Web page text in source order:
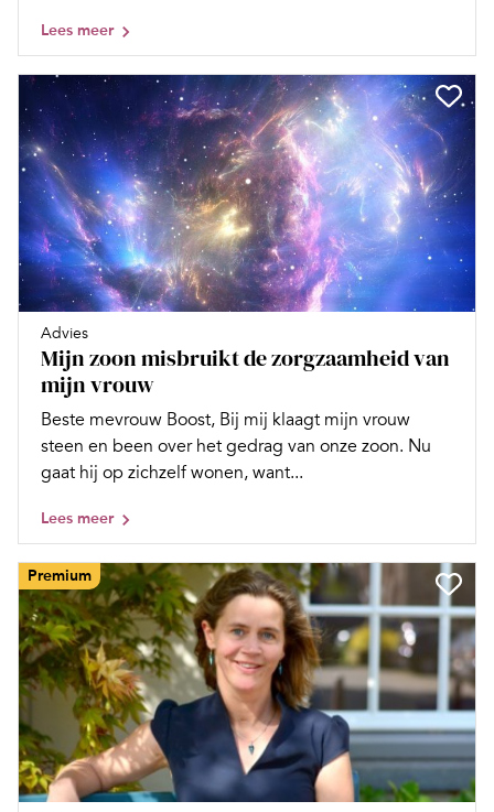
Lees meer
Advies
Mijn zoon misbruikt de zorgzaamheid van
mijn vrouw
Beste mevrouw Boost, Bij mij klaagt mijn vrouw
steen en been over het gedrag van onze zoon. Nu
gaat hij op zichzelf wonen, want...
Lees meer
Premium